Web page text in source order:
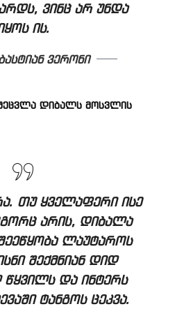
ვინც არ უნდა
ის.
ვერონი
დიბალს მოსვლის
თუ ყველაფერი ისე
არის, დიბალა
ლაუტაროს
შექმნიან დიდ
წყვილს და ინტერს
ტანგოს ცეკვა.